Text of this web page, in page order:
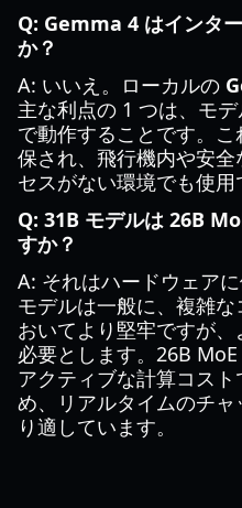
Q: Gemma 4 はインタ
か？
A: いいえ。ローカルの
主な利点の 1 つは、モ
で動作することです。
保され、飛行機内や安
セスがない環境でも使用
Q: 31B モデルは 26B
すか？
A: それはハードウェア
モデルは一般に、複雑
おいてより堅牢ですが
必要とします。26B
アクティブな計算コス
め、リアルタイムのチ
り適しています。